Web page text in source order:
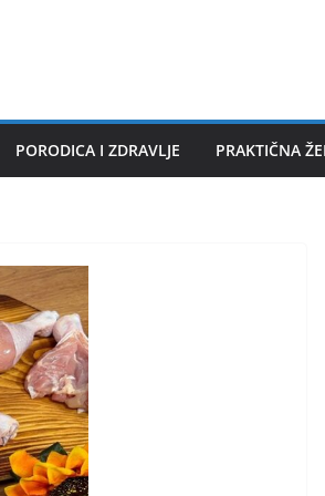
PORODICA I ZDRAVLJE PRAKTIČNA